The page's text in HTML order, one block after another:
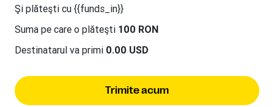
Şi plăteşti cu {{funds_in}}
Suma pe care o plăteşti 100 RON
Destinatarul va primi 0.00 USD
Trimite acum